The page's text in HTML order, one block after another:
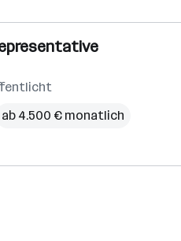
ab 4.500 € monatlich